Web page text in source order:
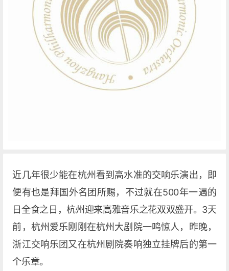
近几年很少能在杭州看到高水准的交响乐演出，即
便有也是拜国外名团所赐，不过就在500年一遇的
日全食之日，杭州迎来高雅音乐之花双双盛开。3天
前，杭州爱乐刚刚在杭州大剧院一鸣惊人，昨晚，
浙江交响乐团又在杭州剧院奏响独立挂牌后的第一
个乐章。